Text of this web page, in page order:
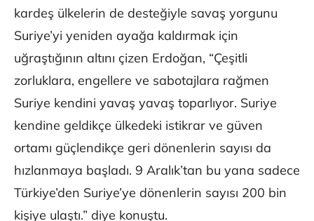
kardeş ülkelerin de desteğiyle savaş yorgunu
Suriye’yi yeniden ayağa kaldırmak için
uğraştığının altını çizen Erdoğan, “Çeşitli
zorluklara, engellere ve sabotajlara rağmen
Suriye kendini yavaş yavaş toparlıyor. Suriye
kendine geldikçe ülkedeki istikrar ve güven
ortamı güçlendikçe geri dönenlerin sayısı da
hızlanmaya başladı. 9 Aralık’tan bu yana sadece
Türkiye’den Suriye’ye dönenlerin sayısı 200 bin
kişiye ulaştı.” diye konuştu.